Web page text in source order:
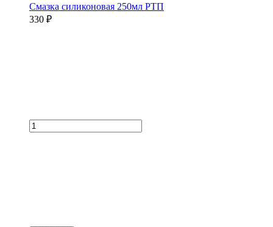
Смазка силиконовая 250мл РТП
330 ₽